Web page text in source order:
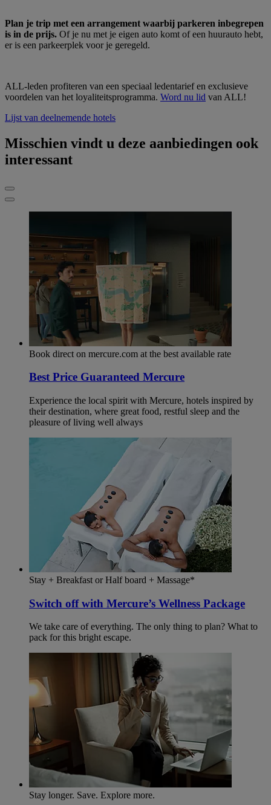
Plan je trip met een arrangement waarbij parkeren inbegrepen
is in de prijs. Of je nu met je eigen auto komt of een huurauto hebt,
er is een parkeerplek voor je geregeld.
ALL-leden profiteren van een speciaal ledentarief en exclusieve
voordelen van het loyaliteitsprogramma. Word nu lid van ALL!
Lijst van deelnemende hotels
Misschien vindt u deze aanbiedingen ook
interessant
Book direct on mercure.com at the best available rate
Best Price Guaranteed Mercure
Experience the local spirit with Mercure, hotels inspired by
their destination, where great food, restful sleep and the
pleasure of living well always
Stay + Breakfast or Half board + Massage*
Switch off with Mercure’s Wellness Package
We take care of everything. The only thing to plan? What to
pack for this bright escape.
Stay longer. Save. Explore more.